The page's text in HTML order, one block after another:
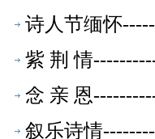
诗人节缅怀
紫 荆 情
念 亲 恩
叙乐诗情